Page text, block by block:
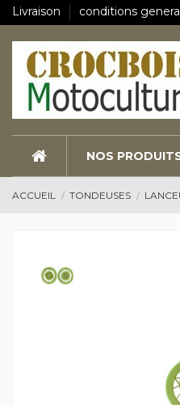
Livraison conditions
NOS
ACCUEIL TONDEUSES